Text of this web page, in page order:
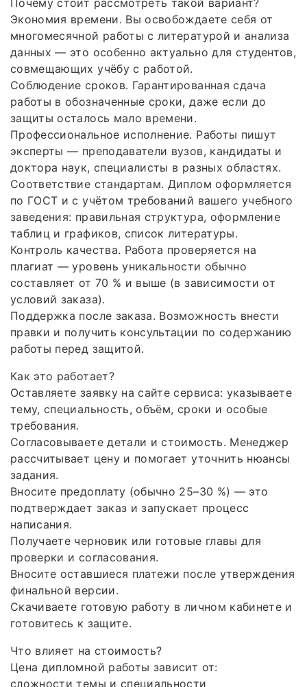
Экономия времени. Вы освобождаете себя от
многомесячной работы с литературой и анализа
данных — это особенно актуально для студентов,
совмещающих учёбу с работой.
Соблюдение сроков. Гарантированная сдача
работы в обозначенные сроки, даже если до
защиты осталось мало времени.
Профессиональное исполнение. Работы пишут
эксперты — преподаватели вузов, кандидаты и
доктора наук, специалисты в разных областях.
Соответствие стандартам. Диплом оформляется
по ГОСТ и с учётом требований вашего учебного
заведения: правильная структура, оформление
таблиц и графиков, список литературы.
Контроль качества. Работа проверяется на
плагиат — уровень уникальности обычно
составляет от 70 % и выше (в зависимости от
условий заказа).
Поддержка после заказа. Возможность внести
правки и получить консультации по содержанию
работы перед защитой.
Как это работает?
Оставляете заявку на сайте сервиса: указываете
тему, специальность, объём, сроки и особые
требования.
Согласовываете детали и стоимость. Менеджер
рассчитывает цену и помогает уточнить нюансы
задания.
Вносите предоплату (обычно 25–30 %) — это
подтверждает заказ и запускает процесс
написания.
Получаете черновик или готовые главы для
проверки и согласования.
Вносите оставшиеся платежи после утверждения
финальной версии.
Скачиваете готовую работу в личном кабинете и
готовитесь к защите.
Что влияет на стоимость?
Цена дипломной работы зависит от:
сложности темы и специальности